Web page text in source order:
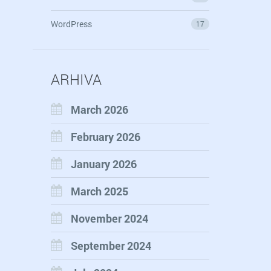
WordPress 17
ARHIVA
March 2026
February 2026
January 2026
March 2025
November 2024
September 2024